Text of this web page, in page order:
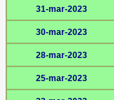
31-mar-2023
30-mar-2023
28-mar-2023
25-mar-2023